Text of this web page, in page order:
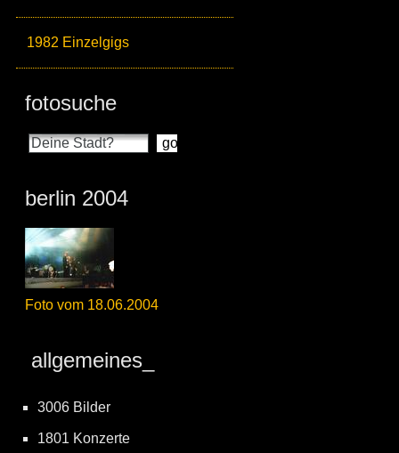
1982 Einzelgigs
fotosuche
berlin 2004
Foto vom 18.06.2004
allgemeines_
3006 Bilder
1801 Konzerte